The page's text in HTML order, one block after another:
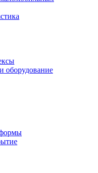
оборудование